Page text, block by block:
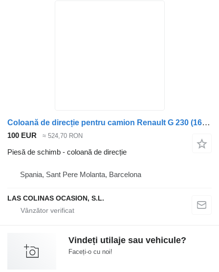
Coloană de direcție pentru camion Renault G 230 (166/169/177 KW)
100 EUR ≈ 524,70 RON
Piesă de schimb - coloană de direcție
Spania, Sant Pere Molanta, Barcelona
LAS COLINAS OCASION, S.L.
Vindeți utilaje sau vehicule?
Faceți-o cu noi!